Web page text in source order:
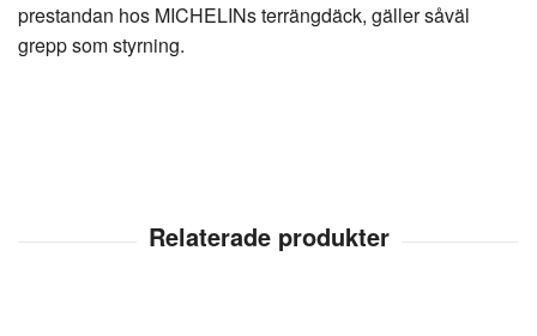
prestandan hos MICHELINs terrängdäck, gäller såväl
grepp som styrning.